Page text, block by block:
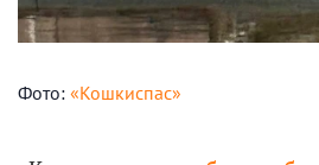
Фото: «Кошкиспас»